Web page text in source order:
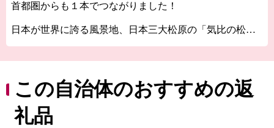
首都圏からも１本でつながりました！
日本が世界に誇る風景地、日本三大松原の「気比の松
産群。
「越前がに」や「敦賀ふぐ」等豊富な海の幸。
日本最北限、甘さが自慢の「東浦みかん」。
”御食国”のルーツとして、食物の神・伊奢沙別神（いさ
この自治体のおすすめの返
礼品